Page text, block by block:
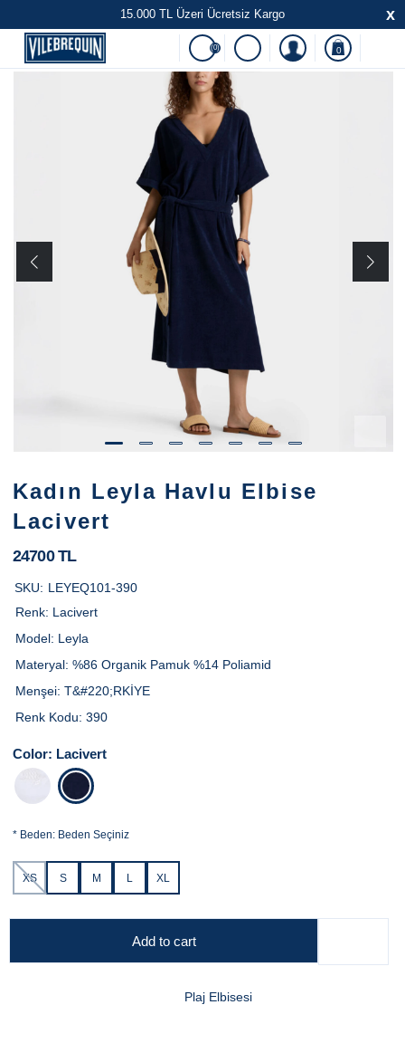
15.000 TL Üzeri Ücretsiz Kargo x
(0) 0
Kadın Leyla Havlu Elbise
Lacivert
24700 TL
SKU: LEYEQ101-390
Renk: Lacivert
Model: Leyla
Materyal: %86 Organik Pamuk %14 Poliamid
Menşei: T&#220;RKİYE
Renk Kodu: 390
Color: Lacivert
* Beden: Beden Seçiniz
XS S M L XL
Add to cart
Plaj Elbisesi